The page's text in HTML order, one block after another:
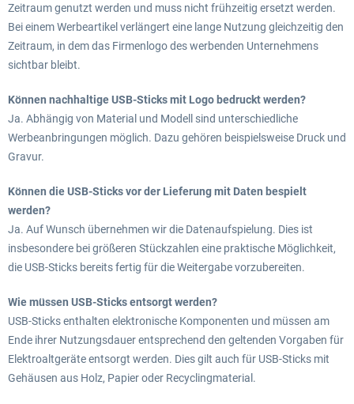
Zeitraum genutzt werden und muss nicht frühzeitig ersetzt werden.
Bei einem Werbeartikel verlängert eine lange Nutzung gleichzeitig den
Zeitraum, in dem das Firmenlogo des werbenden Unternehmens
sichtbar bleibt.
Können nachhaltige USB-Sticks mit Logo bedruckt werden?
Ja. Abhängig von Material und Modell sind unterschiedliche
Werbeanbringungen möglich. Dazu gehören beispielsweise Druck und
Gravur.
Können die USB-Sticks vor der Lieferung mit Daten bespielt
werden?
Ja. Auf Wunsch übernehmen wir die Datenaufspielung. Dies ist
insbesondere bei größeren Stückzahlen eine praktische Möglichkeit,
die USB-Sticks bereits fertig für die Weitergabe vorzubereiten.
Wie müssen USB-Sticks entsorgt werden?
USB-Sticks enthalten elektronische Komponenten und müssen am
Ende ihrer Nutzungsdauer entsprechend den geltenden Vorgaben für
Elektroaltgeräte entsorgt werden. Dies gilt auch für USB-Sticks mit
Gehäusen aus Holz, Papier oder Recyclingmaterial.